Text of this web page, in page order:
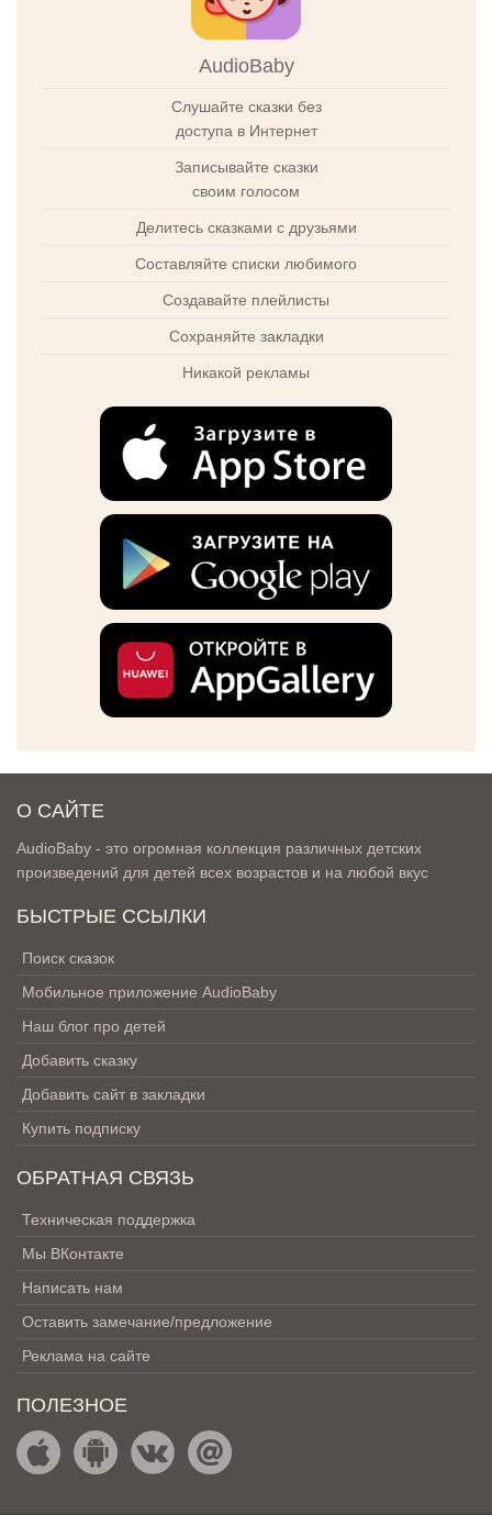
AudioBaby
Слушайте сказки без
доступа в Интернет
Записывайте сказки
своим голосом
Делитесь сказками с друзьями
Составляйте списки любимого
Создавайте плейлисты
Сохраняйте закладки
Никакой рекламы
О САЙТЕ
AudioBaby - это огромная коллекция различных детских
произведений для детей всех возрастов и на любой вкус
БЫСТРЫЕ ССЫЛКИ
Поиск сказок
Мобильное приложение AudioBaby
Наш блог про детей
Добавить сказку
Добавить сайт в закладки
Купить подписку
ОБРАТНАЯ СВЯЗЬ
Техническая поддержка
Мы ВКонтакте
Написать нам
Оставить замечание/предложение
Реклама на сайте
ПОЛЕЗНОЕ